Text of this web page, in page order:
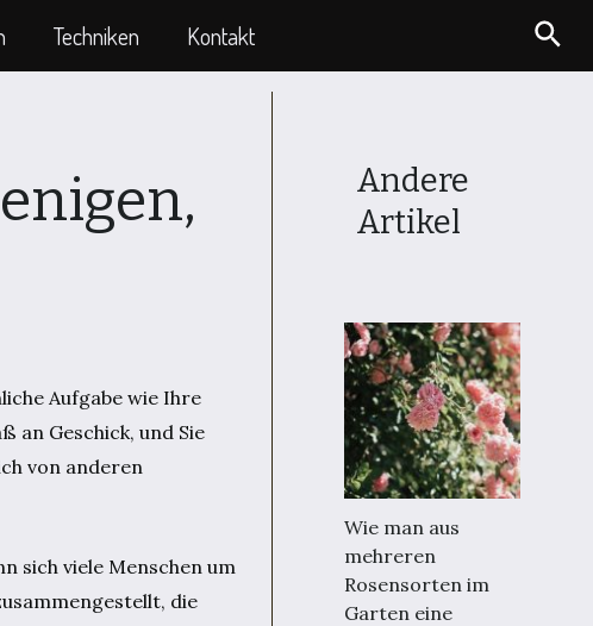
Techniken Kontakt
Aufgabe wie Ihre
an Geschick, und Sie
von anderen
sich viele Menschen um
die
Andere
Artikel
Wie man aus
mehreren
Rosensorten im
Garten eine